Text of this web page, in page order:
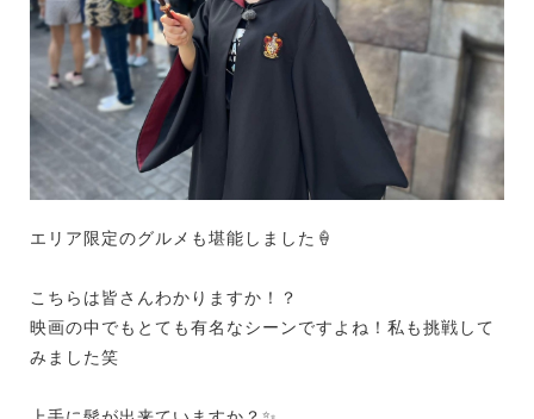
エリア限定のグルメも堪能しました 🍦
こちらは皆さんわかりますか！？
映画の中でもとても有名なシーンですよね！私も挑戦して
みました笑